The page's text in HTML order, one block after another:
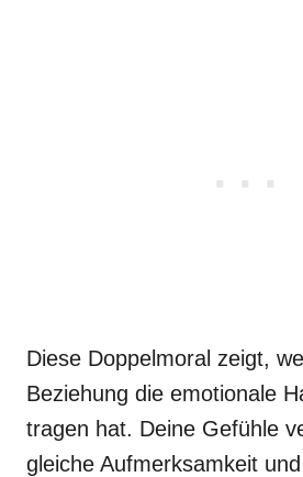
Diese Doppelmoral zeigt,
Beziehung die emotionale
tragen hat. Deine Gefühle
gleiche Aufmerksamkeit